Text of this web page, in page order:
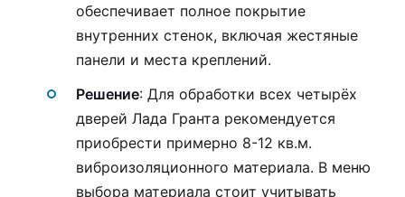
обеспечивает полное покрытие
внутренних стенок, включая жестяные
панели и места креплений.
Решение: Для обработки всех четырёх
дверей Лада Гранта рекомендуется
приобрести примерно 8-12 кв.м.
виброизоляционного материала. В меню
выбора материала стоит учитывать